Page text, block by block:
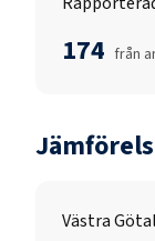
174 från
Västra